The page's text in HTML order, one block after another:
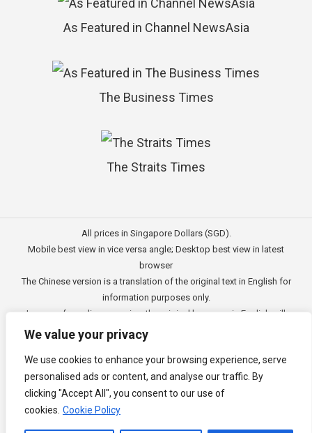
We value your privacy
We use cookies to enhance your browsing experience, serve
personalised ads or content, and analyse our traffic. By
clicking "Accept All", you consent to our use of
cookies. Cookie Policy
As Featured in Channel NewsAsia
The Business Times
The Straits Times
All prices in Singapore Dollars (SGD).
Mobile best view in vice versa angle; Desktop best view in latest
browser
The Chinese version is a translation of the original text in English for
information purposes only.
In case of any discrepancies, the original language in English will
prevail.
公司一切资讯与原意还需以英文为主要依据。
Copyright © 2011 - 20263E Accounting Pte Ltd(201120337C),
Singapore. All rights reserved.